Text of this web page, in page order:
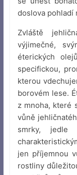
doslova pohladí
Zvláště
výjimečné,
éterických
specifickou,
kterou
borovém lese.
z mnoha, které
vůně
smrky, jedle
jen příjemnou
rostliny